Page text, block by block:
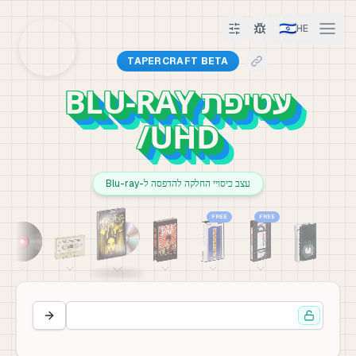
🇮🇱HE
TAPERCRAFT BETA
עטיפת BLU-RAY
/UHD
עצב כיסויי החלקה להדפסה ל-Blu-ray
FREE
FREE